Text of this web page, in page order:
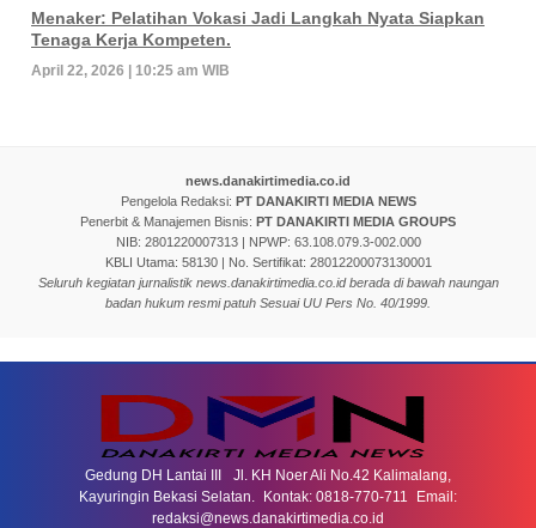
Menaker: Pelatihan Vokasi Jadi Langkah Nyata Siapkan
Tenaga Kerja Kompeten.
April 22, 2026 | 10:25 am WIB
news.danakirtimedia.co.id
Pengelola Redaksi: PT DANAKIRTI MEDIA NEWS
Penerbit & Manajemen Bisnis: PT DANAKIRTI MEDIA GROUPS
NIB: 2801220007313 | NPWP: 63.108.079.3-002.000
KBLI Utama: 58130 | No. Sertifikat: 28012200073130001
Seluruh kegiatan jurnalistik news.danakirtimedia.co.id berada di bawah naungan
badan hukum resmi patuh Sesuai UU Pers No. 40/1999.
Gedung DH Lantai III Jl. KH Noer Ali No.42 Kalimalang,
Kayuringin Bekasi Selatan. Kontak: 0818-770-711 Email:
redaksi@news.danakirtimedia.co.id